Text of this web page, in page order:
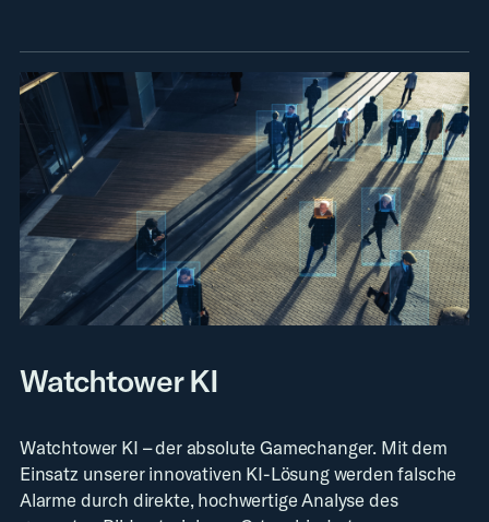
Watchtower KI
Watchtower KI – der absolute Gamechanger. Mit dem
Einsatz unserer innovativen KI-Lösung werden falsche
Alarme durch direkte, hochwertige Analyse des